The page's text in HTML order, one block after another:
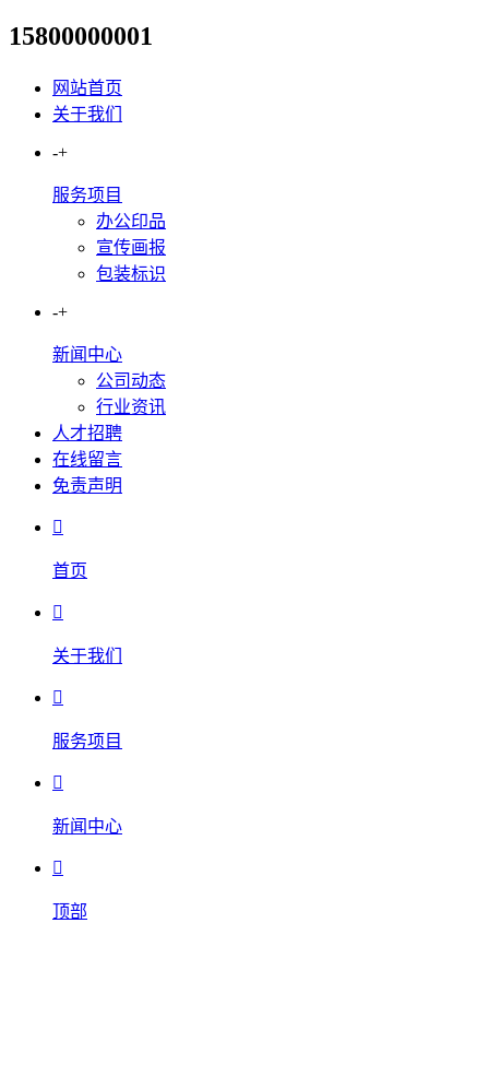
标识标牌无障碍设计：打造包
15800000001
网站首页
关于我们
-+
服务项目
办公印品
宣传画报
包装标识
-+
新闻中心
公司动态
行业资讯
人才招聘
在线留言
免责声明

首页

关于我们

服务项目

新闻中心

顶部